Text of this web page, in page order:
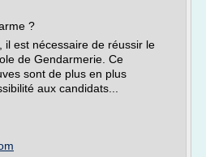
?
il est nécessaire de réussir le
de Gendarmerie. Ce
sont de plus en plus
aux candidats...